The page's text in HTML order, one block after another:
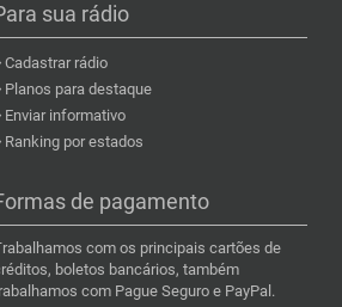
sua rádio
Cadastrar rádio
Planos para destaque
Enviar informativo
Ranking por estados
de pagamento
com os principais cartões de
boletos bancários, também
com Pague Seguro e PayPal.